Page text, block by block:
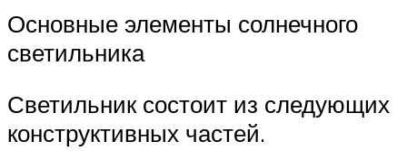
Основные элементы солнечного
светильника
Светильник состоит из следующих
конструктивных частей.